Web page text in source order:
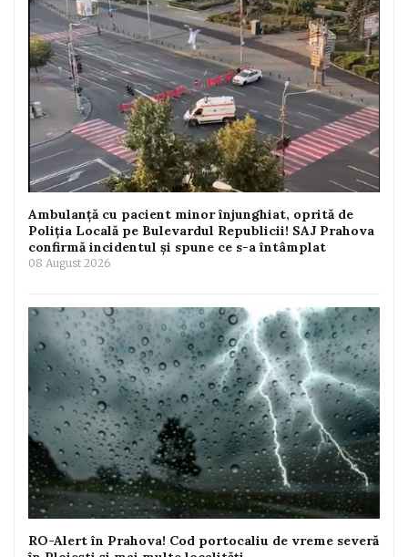
Ambulanță cu pacient minor înjunghiat, oprită de
Poliția Locală pe Bulevardul Republicii! SAJ Prahova
confirmă incidentul și spune ce s-a întâmplat
08 August 2026
RO-Alert în Prahova! Cod portocaliu de vreme severă